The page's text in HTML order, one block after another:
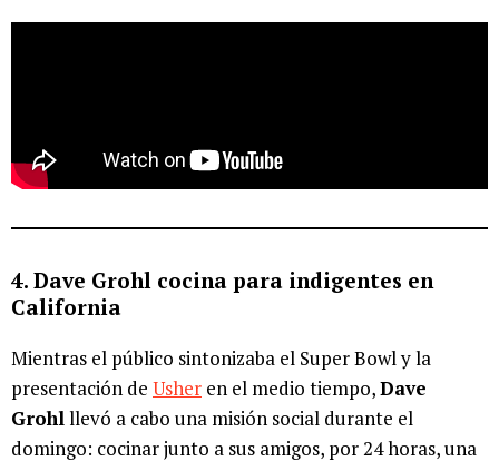
4. Dave Grohl cocina para indigentes en
California
Mientras el público sintonizaba el Super Bowl y la
presentación de Usher en el medio tiempo,Dave
Grohlllevó a cabo una misión social durante el
domingo: cocinar junto a sus amigos, por 24 horas, una